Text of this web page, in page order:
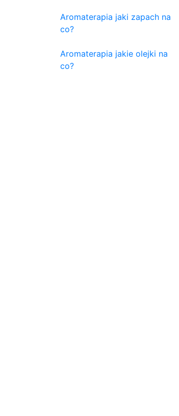
Aromaterapia jaki zapach na
co?
Aromaterapia jakie olejki na
co?